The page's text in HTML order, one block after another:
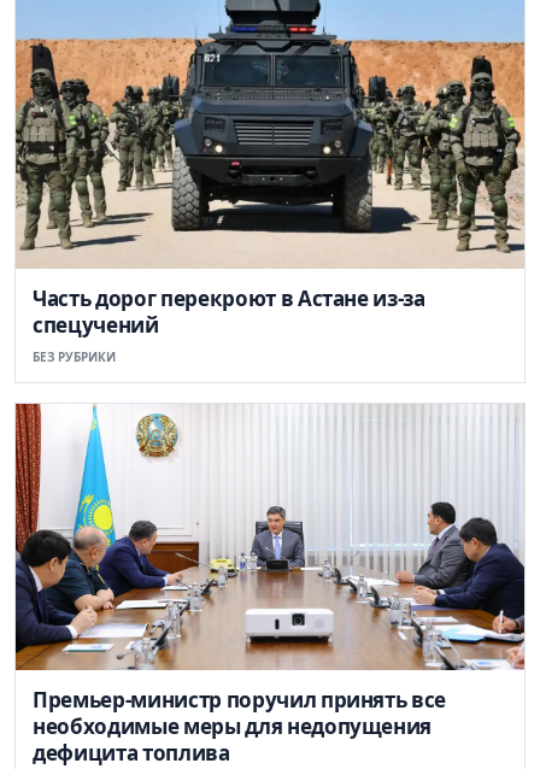
Часть дорог перекроют в Астане из-за
спецучений
БЕЗ РУБРИКИ
Премьер-министр поручил принять все
необходимые меры для недопущения
дефицита топлива